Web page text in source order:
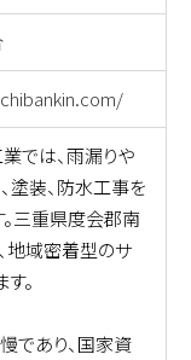
では、雨漏りや
塗装、防水工事を
。三重県度会郡南
地域密着型のサ
。
であり、国家資